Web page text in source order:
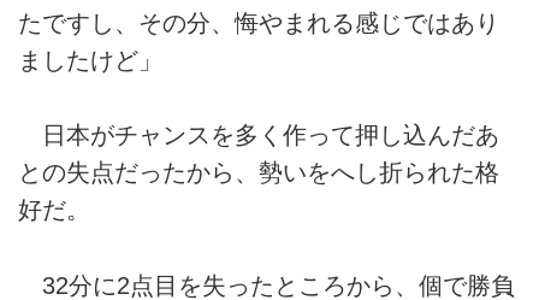
たですし、その分、悔やまれる感じではあり
ましたけど」
日本がチャンスを多く作って押し込んだあ
との失点だったから、勢いをへし折られた格
好だ。
32分に2点目を失ったところから、個で勝負